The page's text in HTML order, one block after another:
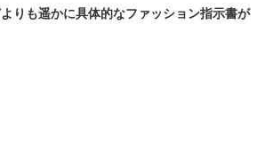
りも遥かに具体的なファッション指示書が